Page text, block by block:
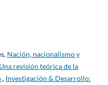
Nación, nacionalismo y
revisión teórica de la
, Investigación & Desarrollo: